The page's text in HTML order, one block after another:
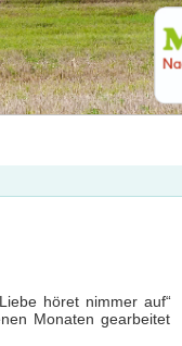
höret nimmer auf“
Monaten gearbeitet